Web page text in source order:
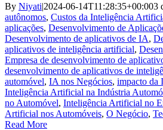
By Niyati|2024-06-14T11:28:35+00:003
autônomos, Custos da Inteligência
aplicações, Desenvolvimento de
Desenvolvimento de aplicativos de IA,
aplicativos de inteligência artificial,
Empresa de desenvolvimento de
desenvolvimento de aplicativos de
automóvel, IA nos Negócios, impacto da
Inteligência Artificial na Indústria
no Automóvel, Inteligência Artificial no
Artificial nos Automóveis, O Negócio,
Read More